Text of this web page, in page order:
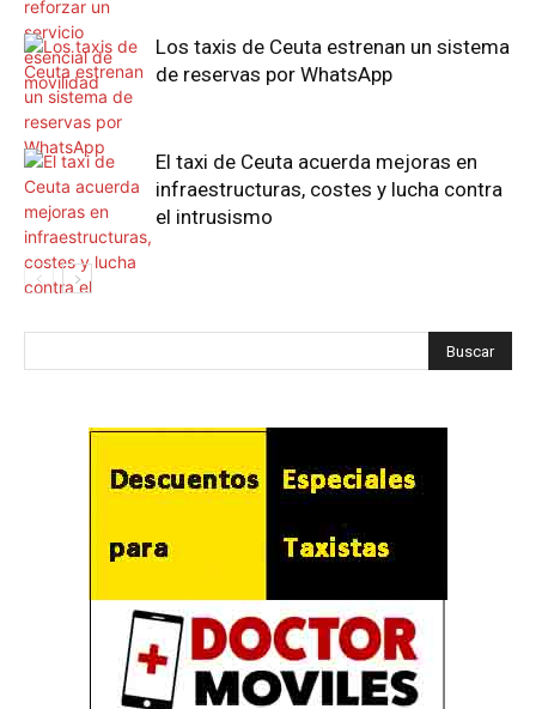
Los taxis de Ceuta estrenan un sistema
de reservas por WhatsApp
El taxi de Ceuta acuerda mejoras en
infraestructuras, costes y lucha contra
el intrusismo